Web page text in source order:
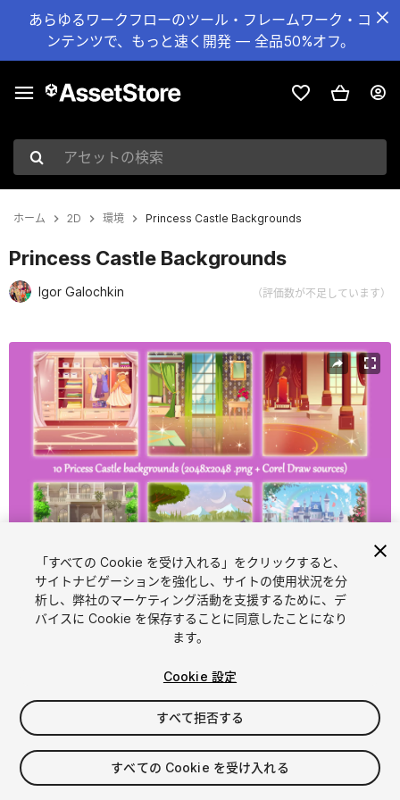
あらゆるワークフローのツール・フレームワーク・コ
ンテンツで、もっと速く開発 — 全品50%オフ。
アセットの検索
ホーム 2D 環境 Princess Castle Backgrounds
Princess Castle Backgrounds
Igor Galochkin （評価数が不足しています）
現在のスライド：1 / 2
1 /2
$4.99
消費税は決済時に計算されます
「すべての Cookie を受け入れる」をクリックすると、
サイトナビゲーションを強化し、サイトの使用状況を分
析し、弊社のマーケティング活動を支援するために、デ
バイスに Cookie を保存することに同意したことになり
ます。
Cookie 設定
すべて拒否する
すべての Cookie を受け入れる